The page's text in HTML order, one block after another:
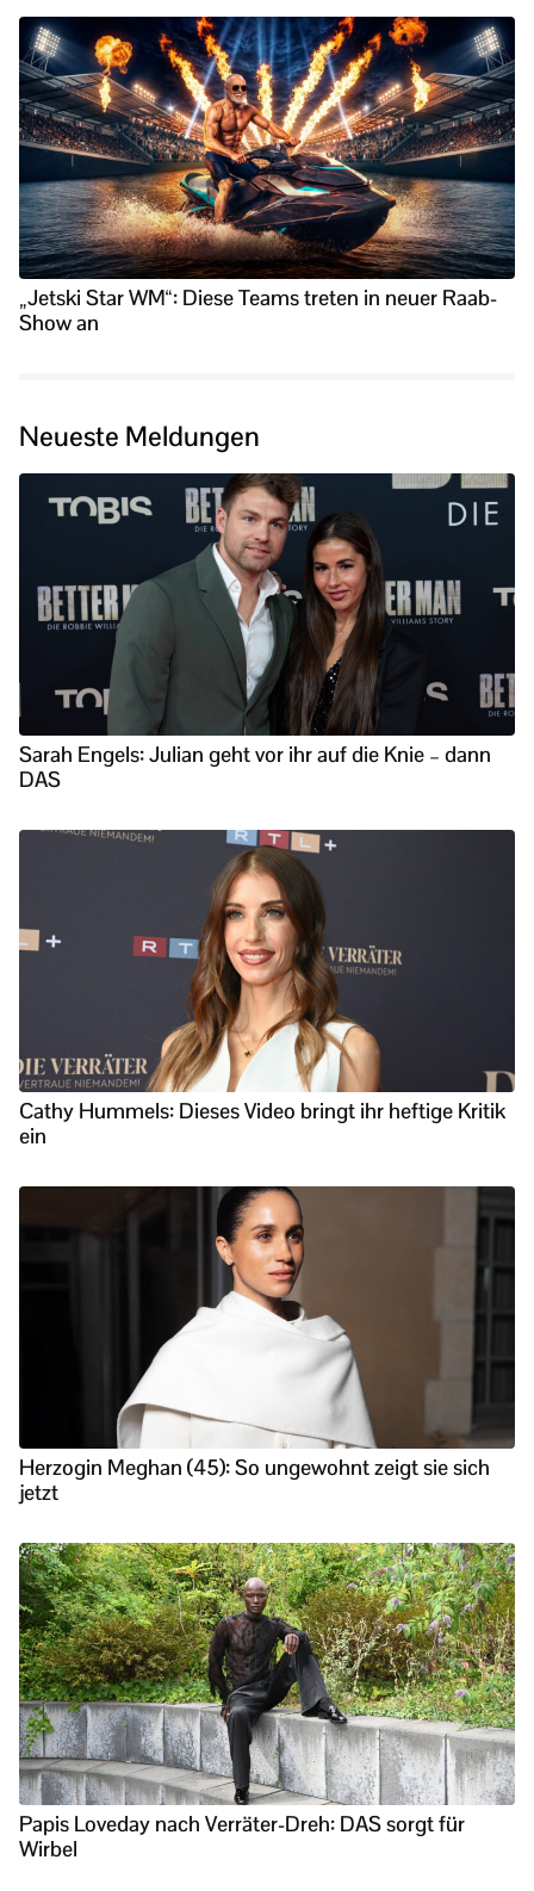
„Jetski Star WM“: Diese Teams treten in neuer Raab-
Show an
Neueste Meldungen
Sarah Engels: Julian geht vor ihr auf die Knie – dann
DAS
Cathy Hummels: Dieses Video bringt ihr heftige Kritik
ein
Herzogin Meghan (45): So ungewohnt zeigt sie sich
jetzt
Papis Loveday nach Verräter-Dreh: DAS sorgt für
Wirbel